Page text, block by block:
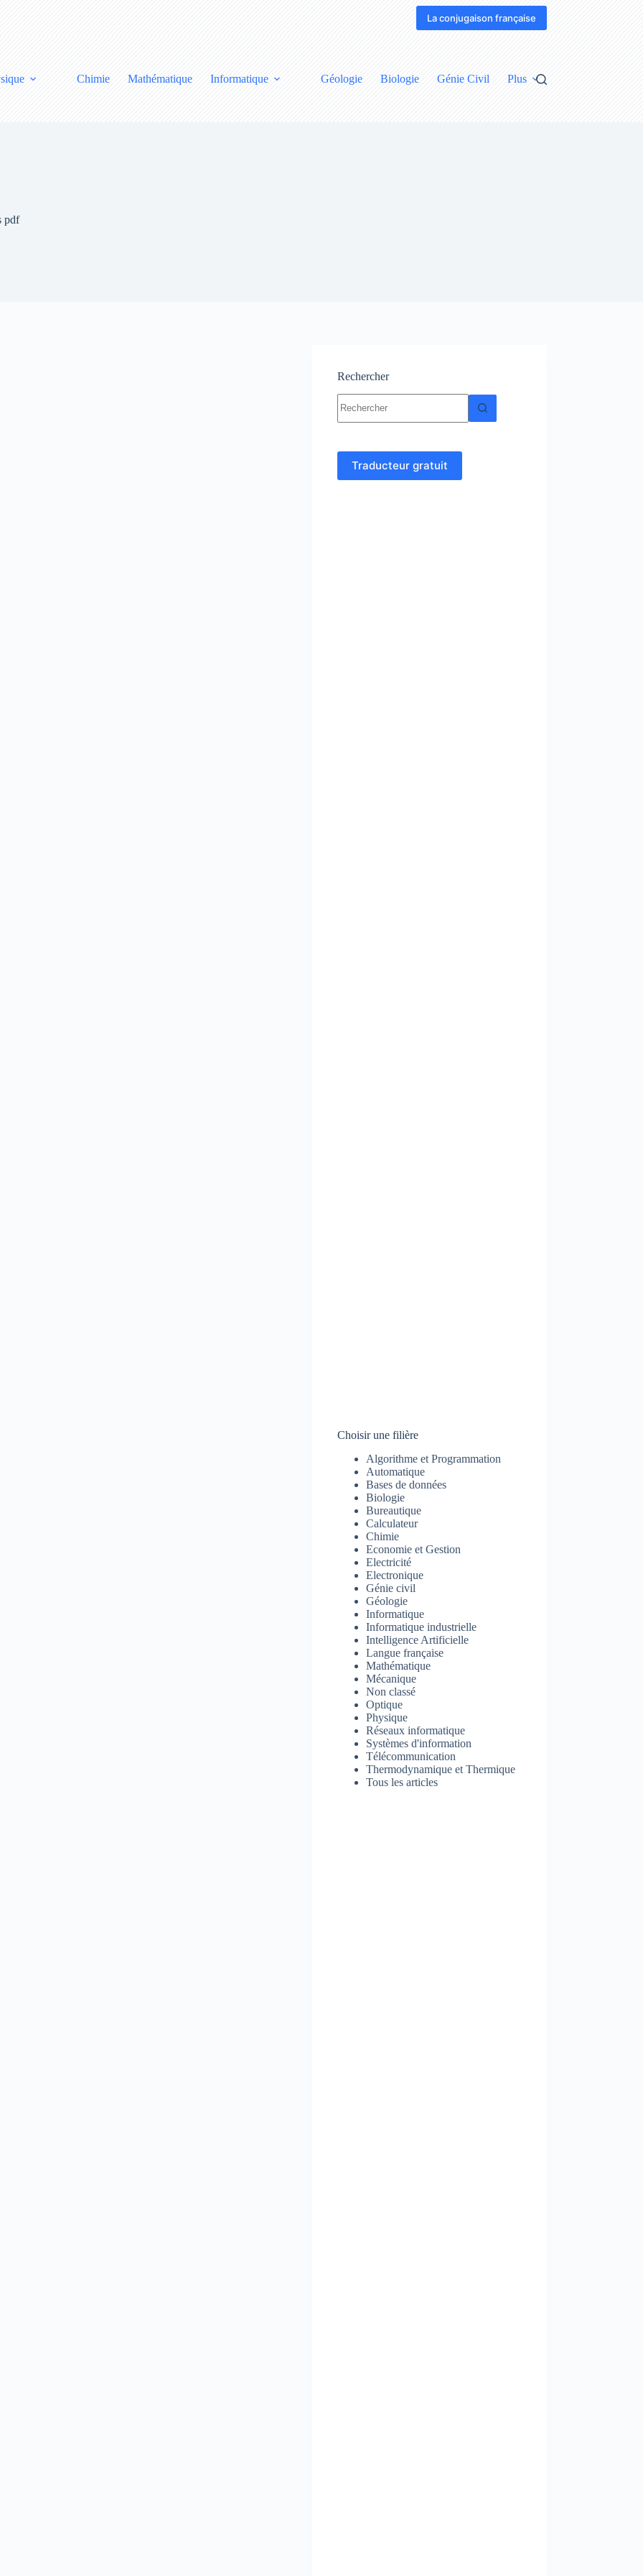
La conjugaison française
Chimie Mathématique Informatique Géologie Biologie Génie Civil Plus
pdf
Rechercher
résultat
Traducteur gratuit
Choisir une filière
Algorithme et Programmation
Automatique
Bases de données
Biologie
Bureautique
Calculateur
Chimie
Economie et Gestion
Electricité
Electronique
Génie civil
Géologie
Informatique
Informatique industrielle
Intelligence Artificielle
Langue française
Mathématique
Mécanique
Non classé
Optique
Physique
Réseaux informatique
Systèmes d'information
Télécommunication
Thermodynamique et Thermique
Tous les articles